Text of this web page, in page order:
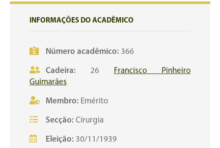
INFORMAÇÕES DO ACADÊMICO
Número acadêmico: 366
Cadeira: 26
Francisco Pinheiro
Guimarães
Membro: Emérito
Secção: Cirurgia
Eleição: 30/11/1939